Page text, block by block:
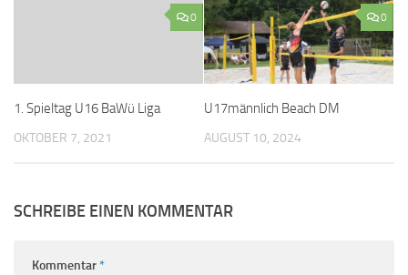
0
1. Spieltag U16 BaWü Liga
OKTOBER 7, 2021
0
U17männlich Beach DM
AUGUST 10, 2024
SCHREIBE EINEN KOMMENTAR
Kommentar*